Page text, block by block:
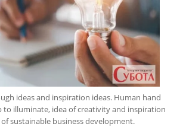
ideas and inspiration ideas. Human hand
to illuminate, idea of creativity and inspiration
sustainable business development.